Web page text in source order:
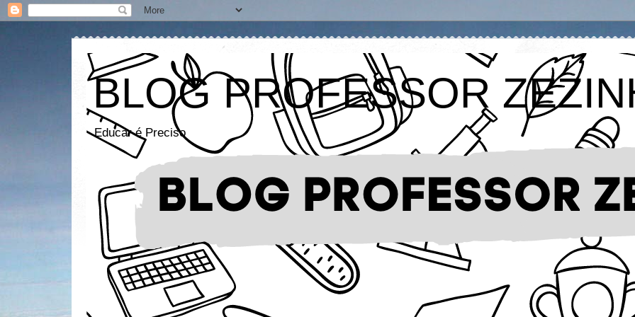
BLOG PROFESSOR
Educar é Preciso